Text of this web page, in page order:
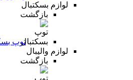
لوازم بسکتبال
بازگشت
توپ
لوازم والیبال
بازگشت